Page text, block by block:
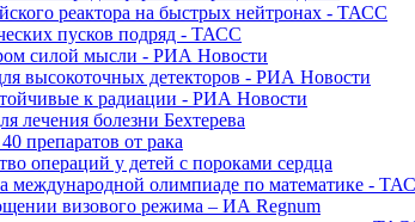
реактора на быстрых нейтронах - ТАСС
пусков подряд - ТАСС
силой мысли - РИА Новости
высокоточных детекторов - РИА Новости
к радиации - РИА Новости
лечения болезни Бехтерева
препаратов от рака
операций у детей с пороками сердца
международной олимпиаде по математике -
визового режима – ИА Regnum